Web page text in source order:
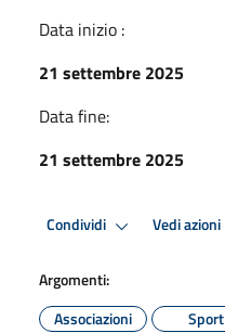
Data inizio :
21 settembre 2025
Data fine:
21 settembre 2025
Condividi Vedi azioni
Argomenti:
Associazioni
Sport